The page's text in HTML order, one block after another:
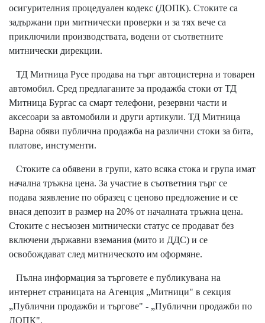
осигурителния процедуален кодекс (ДОПК). Стоките са
задържани при митнически проверки и за тях вече са
приключили производствата, водени от съответните
митнически дирекции.
ТД Митница Русе продава на търг автоцистерна и товарен
автомобил. Сред предлаганите за продажба стоки от ТД
Митница Бургас са смарт телефони, резервни части и
аксесоари за автомобили и други артикули. ТД Митница
Варна обяви публична продажба на различни стоки за бита,
платове, инстументи.
Стоките са обявени в групи, като всяка стока и група имат
начална тръжна цена. За участие в съответния търг се
подава заявление по образец с ценово предложение и се
внася депозит в размер на 20% от началната тръжна цена.
Стоките с несъюзен митнически статус се продават без
включени държавни вземания (мито и ДДС) и се
освобождават след митническото им оформяне.
Пълна информация за търговете е публикувана на
интернет страницата на Агенция „Митници" в секция
„Публични продажби и търгове" - „Публични продажби по
ДОПК".